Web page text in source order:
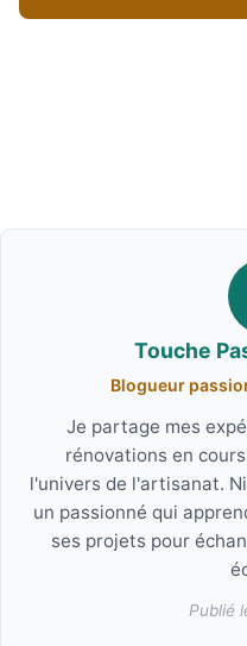
Touche
Blogueur
Je partage mes
rénovations en
l'univers de l'artisanat.
un passionné qui
ses projets pour
Publié